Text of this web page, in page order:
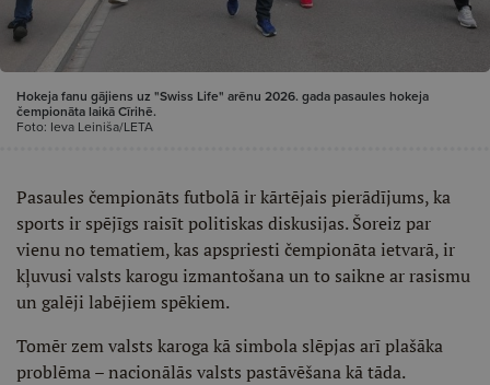
Hokeja fanu gājiens uz "Swiss Life" arēnu 2026. gada pasaules hokeja
čempionāta laikā Cīrihē.
Foto: Ieva Leiniša/LETA
Pasaules čempionāts futbolā ir kārtējais pierādījums, ka
sports ir spējīgs raisīt politiskas diskusijas. Šoreiz par
vienu no tematiem, kas apspriesti čempionāta ietvarā, ir
kļuvusi valsts karogu izmantošana un to saikne ar rasismu
un galēji labējiem spēkiem.
Tomēr zem valsts karoga kā simbola slēpjas arī plašāka
problēma – nacionālās valsts pastāvēšana kā tāda.